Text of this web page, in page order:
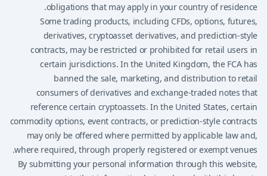
obligations that may apply in your country of residence.
Some trading products, including CFDs, options, futures,
derivatives, cryptoasset derivatives, and prediction-style
contracts, may be restricted or prohibited for retail users in
certain jurisdictions. In the United Kingdom, the FCA has
banned the sale, marketing, and distribution to retail
consumers of derivatives and exchange-traded notes that
reference certain cryptoassets. In the United States, certain
commodity options, event contracts, or prediction-style contracts
may only be offered where permitted by applicable law and,
where required, through properly registered or exempt venues.
By submitting your personal information through this website,